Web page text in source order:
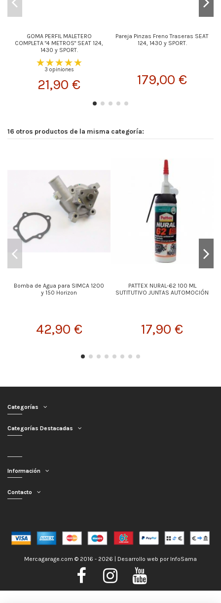
GOMA PERFIL MALETERO
COMPLETA "4 METROS" SEAT 124,
1430 y SPORT.
3 opiniones
21,90 €
Pareja Pinzas Freno Traseras SEAT
124, 1430 y SPORT.
179,00 €
16 otros productos de la misma categoría:
Bomba de Agua para SIMCA 1200
y 150 Horizon
42,90 €
PATTEX NURAL-62 100 ML
SUTITUTIVO JUNTAS AUTOMOCIÓN
17,90 €
Categorías
Categorías Destacadas
Información
Contacto
Mercagarage.com © 2016 - 2026 | Desarrollo web por InfoSama